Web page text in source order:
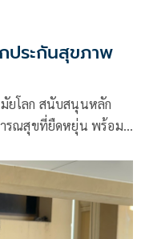
ประกันสุขภาพ
ยโลก สนับสนุนหลัก
รณสุขที่ยืดหยุ่น พร้อม